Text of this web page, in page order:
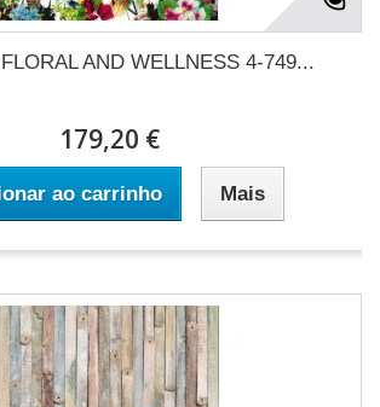
AND WELLNESS 4-749...
179,20 €
ao carrinho Mais